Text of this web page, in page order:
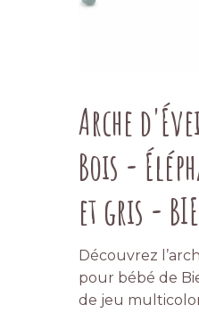
Arche
Bois -
et gris -
Découvrez
pour bébé de
de jeu